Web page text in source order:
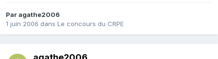
Par agathe2006
1 juin 2006 dans Le concours du CRPE